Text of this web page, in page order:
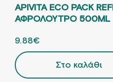
APIVITA ECO PACK
ΑΦΡΟΛΟΥΤΡΟ 500ML
ORIGINAL PRICE WAS:
9.88€
Στο καλάθι